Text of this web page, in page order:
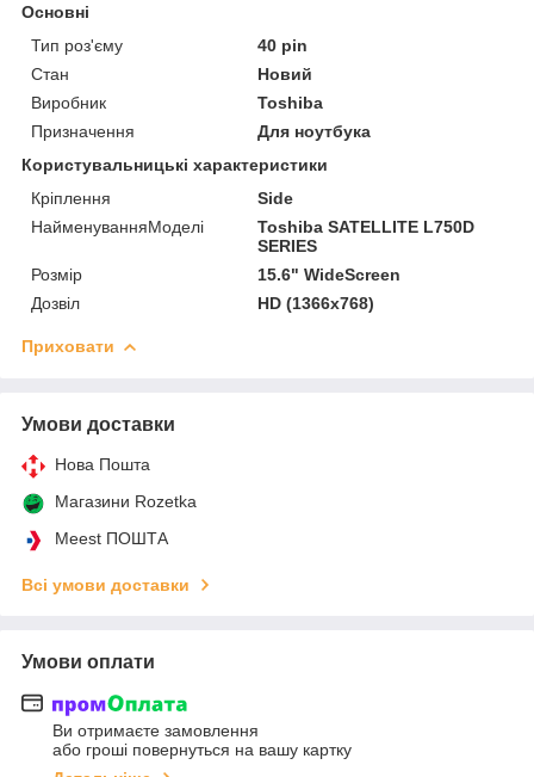
Основні
Тип роз'єму
40 pin
Стан
Новий
Виробник
Toshiba
Призначення
Для ноутбука
Користувальницькі характеристики
Кріплення
Side
НайменуванняМоделі
Toshiba SATELLITE L750D
SERIES
Розмір
15.6" WideScreen
Дозвіл
HD (1366x768)
Приховати
Умови доставки
Нова Пошта
Магазини Rozetka
Meest ПОШТА
Всі умови доставки
Умови оплати
Ви отримаєте замовлення
або гроші повернуться на вашу картку